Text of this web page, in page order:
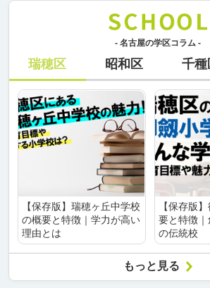
- 名古屋の学区コラム -
瑞穂区 昭和区 千種
【保存版】瑞穂ヶ丘中学校
の概要と特徴｜学力が高い
理由とは
【保存版
要と特徴
の伝統校
もっと見る